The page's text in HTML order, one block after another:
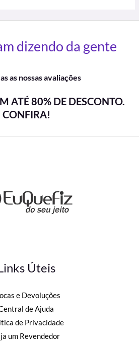
dizendo da gente
as nossas avaliações
ATÉ 80% DE DESCONTO.
CONFIRA!
Úteis
e Devoluções
de Ajuda
de Privacidade
um Revendedor